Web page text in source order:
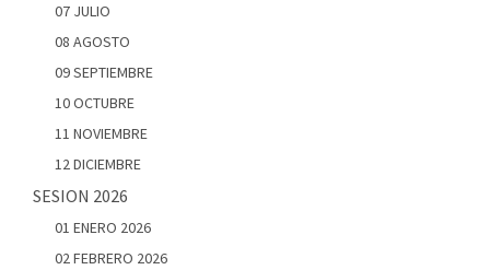
07 JULIO
08 AGOSTO
09 SEPTIEMBRE
10 OCTUBRE
11 NOVIEMBRE
12 DICIEMBRE
SESION 2026
01 ENERO 2026
02 FEBRERO 2026